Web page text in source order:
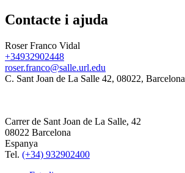
Contacte i ajuda
Roser Franco Vidal
+34932902448
roser.franco@salle.url.edu
C. Sant Joan de La Salle 42, 08022, Barcelona
Carrer de Sant Joan de La Salle, 42
08022 Barcelona
Espanya
Tel. (+34) 932902400